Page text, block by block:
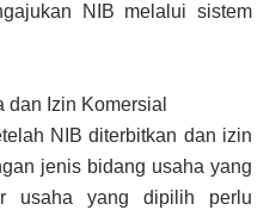
NIB melalui sistem
Izin Komersial
NIB diterbitkan dan izin
jenis bidang usaha yang
usaha yang dipilih perlu